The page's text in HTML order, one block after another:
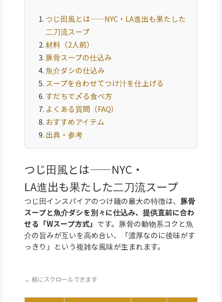
つじ田風とは——NYC・LA進出も果たした
二刀流スープ
材料（2人前）
豚骨スープの仕込み
魚介ダシの仕込み
スープを合わせてつけ汁を仕上げる
すだちで〆る食べ方
よくある質問（FAQ）
おすすめアイテム
出典・参考
つじ田風とは——NYC・
LA進出も果たした二刀流スープ
つじ田インスパイアのつけ麺の最大の特徴は、 豚骨
スープと魚介ダシを別々に仕込み、提供直前に合わ
せる「Wスープ方式」 です。豚骨の動物系コクと魚
介の旨みが互いを高め合い、「濃厚なのに後味がす
っきり」という複雑な風味が生まれます。
← 横にスクロールできます